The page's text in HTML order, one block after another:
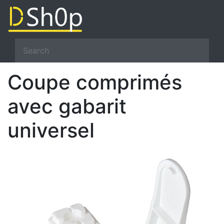
Coupe comprimés
avec gabarit
universel